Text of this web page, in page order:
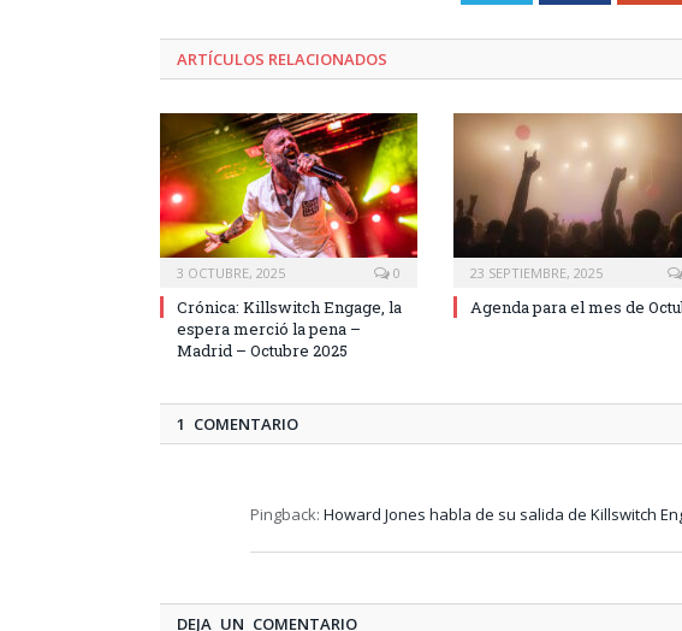
ARTÍCULOS RELACIONADOS
3 OCTUBRE, 2025 0
Crónica: Killswitch Engage, la
espera merció la pena –
Madrid – Octubre 2025
23 SEPTIEMBRE, 2025
Agenda para el mes de
1 COMENTARIO
Pingback: Howard Jones habla de su salida de Killswitch
DEJA UN COMENTARIO